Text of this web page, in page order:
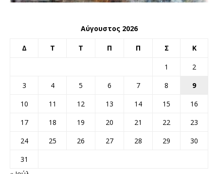
Αύγουστος 2026
Δ Τ Τ Π Π Σ Κ
1
2
3
4 5 6 7 8
9
10
11 12 13 14 15
16
17
18 19 20 21 22
23
24
25 26 27 28 29
30
31